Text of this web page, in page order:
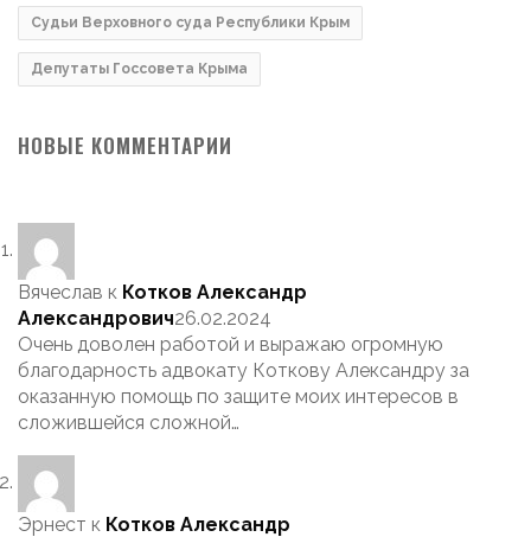
Судьи Верховного суда Республики Крым
Депутаты Госсовета Крыма
НОВЫЕ КОММЕНТАРИИ
Вячеслав к Котков Александр
Александрович26.02.2024
Очень доволен работой и выражаю огромную
благодарность адвокату Коткову Александру за
оказанную помощь по защите моих интересов в
сложившейся сложной…
Эрнест к Котков Александр